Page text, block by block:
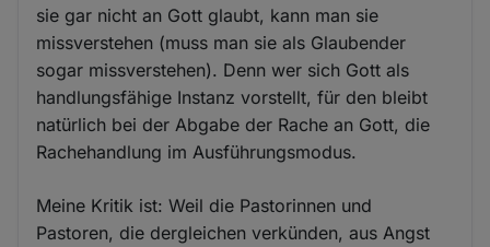
sie gar nicht an Gott glaubt, kann man sie
missverstehen (muss man sie als Glaubender
sogar missverstehen). Denn wer sich Gott als
handlungsfähige Instanz vorstellt, für den bleibt
natürlich bei der Abgabe der Rache an Gott, die
Rachehandlung im Ausführungsmodus.
Meine Kritik ist: Weil die Pastorinnen und
Pastoren, die dergleichen verkünden, aus Angst